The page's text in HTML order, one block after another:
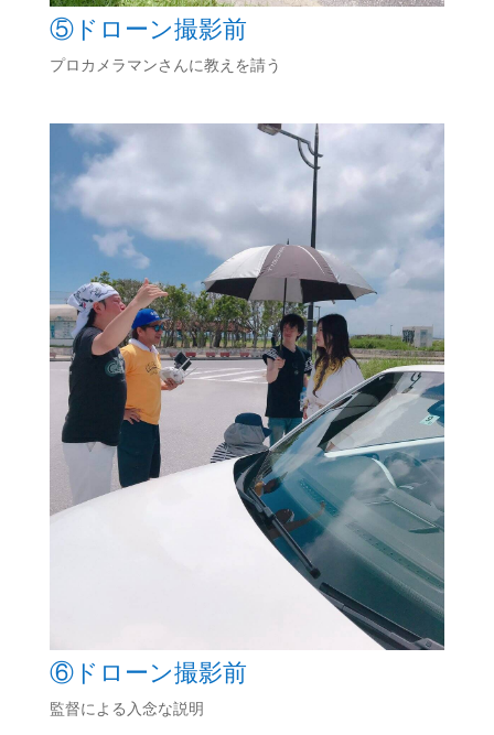
⑤ドローン撮影前
プロカメラマンさんに教えを請う
⑥ドローン撮影前
監督による入念な説明